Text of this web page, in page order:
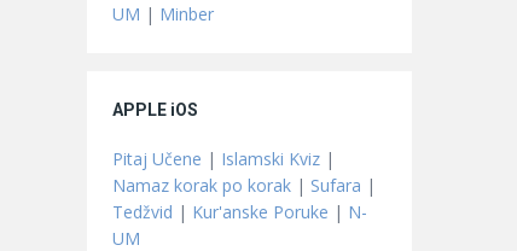
UM | Minber
APPLE iOS
Pitaj Učene | Islamski Kviz |
Namaz korak po korak | Sufara |
Tedžvid | Kur'anske Poruke | N-
UM